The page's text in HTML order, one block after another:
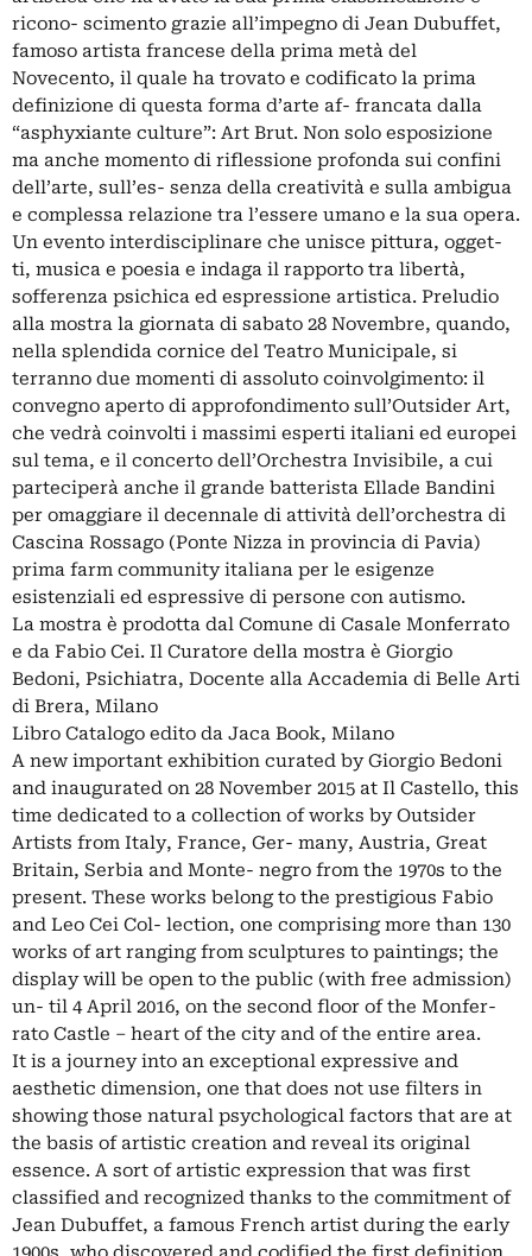
ricono- scimento grazie all’impegno di Jean Dubuffet,
famoso artista francese della prima metà del
Novecento, il quale ha trovato e codificato la prima
definizione di questa forma d’arte af- francata dalla
“asphyxiante culture”: Art Brut. Non solo esposizione
ma anche momento di riflessione profonda sui confini
dell’arte, sull’es- senza della creatività e sulla ambigua
e complessa relazione tra l’essere umano e la sua opera.
Un evento interdisciplinare che unisce pittura, ogget-
ti, musica e poesia e indaga il rapporto tra libertà,
sofferenza psichica ed espressione artistica. Preludio
alla mostra la giornata di sabato 28 Novembre, quando,
nella splendida cornice del Teatro Municipale, si
terranno due momenti di assoluto coinvolgimento: il
convegno aperto di approfondimento sull’Outsider Art,
che vedrà coinvolti i massimi esperti italiani ed europei
sul tema, e il concerto dell’Orchestra Invisibile, a cui
parteciperà anche il grande batterista Ellade Bandini
per omaggiare il decennale di attività dell’orchestra di
Cascina Rossago (Ponte Nizza in provincia di Pavia)
prima farm community italiana per le esigenze
esistenziali ed espressive di persone con autismo.
La mostra è prodotta dal Comune di Casale Monferrato
e da Fabio Cei. Il Curatore della mostra è Giorgio
Bedoni, Psichiatra, Docente alla Accademia di Belle Arti
di Brera, Milano
Libro Catalogo edito da Jaca Book, Milano
A new important exhibition curated by Giorgio Bedoni
and inaugurated on 28 November 2015 at Il Castello, this
time dedicated to a collection of works by Outsider
Artists from Italy, France, Ger- many, Austria, Great
Britain, Serbia and Monte- negro from the 1970s to the
present. These works belong to the prestigious Fabio
and Leo Cei Col- lection, one comprising more than 130
works of art ranging from sculptures to paintings; the
display will be open to the public (with free admission)
un- til 4 April 2016, on the second floor of the Monfer-
rato Castle – heart of the city and of the entire area.
It is a journey into an exceptional expressive and
aesthetic dimension, one that does not use filters in
showing those natural psychological factors that are at
the basis of artistic creation and reveal its original
essence. A sort of artistic expression that was first
classified and recognized thanks to the commitment of
Jean Dubuffet, a famous French artist during the early